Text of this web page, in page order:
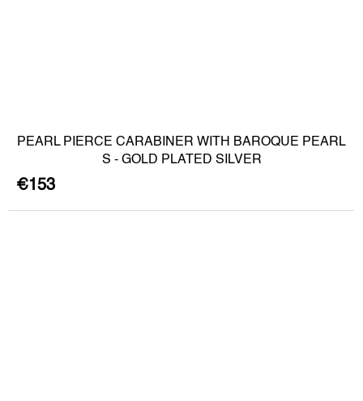
PEARL PIERCE CARABINER WITH BAROQUE PEARL
S - GOLD PLATED SILVER
€153